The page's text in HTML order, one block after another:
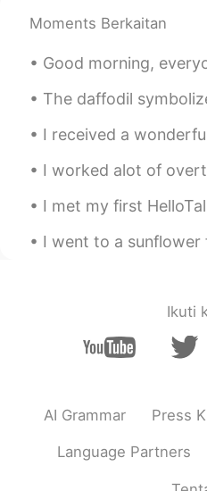
ファミチキ
EN
wanted to say “do
JP EN
全部可愛い😍 巻き
ファミチキ
Meru
EN
スマスの
デコレー
っと早く
しょ
😅).
Moments Berkaitan
Good morning, everyone. I thought today I’d
The daffodil symbolizes with new beginnings (and
I received a wonderful gift from my wife today.
I worked alot of overtime this week, I came home
I met my first HelloTalk friend about two years ago.
I went to a sunflower farm for the first time, it is
Ikuti
AI Grammar Press
Language Partners